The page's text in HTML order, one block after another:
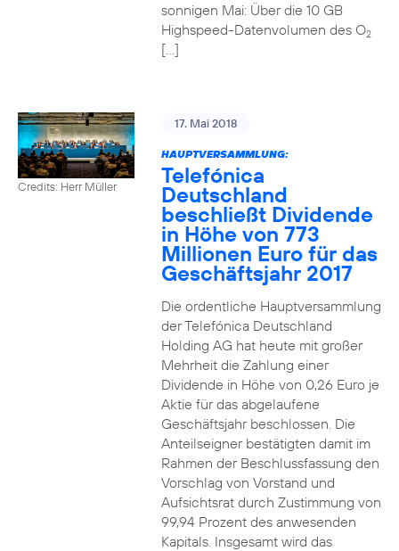
sonnigen Mai: Über die 10 GB
Highspeed-Datenvolumen des O2
[…]
Credits: Herr Müller
17. Mai 2018
HAUPTVERSAMMLUNG:
Telefónica
Deutschland
beschließt Dividende
in Höhe von 773
Millionen Euro für das
Geschäftsjahr 2017
Die ordentliche Hauptversammlung
der Telefónica Deutschland
Holding AG hat heute mit großer
Mehrheit die Zahlung einer
Dividende in Höhe von 0,26 Euro je
Aktie für das abgelaufene
Geschäftsjahr beschlossen. Die
Anteilseigner bestätigten damit im
Rahmen der Beschlussfassung den
Vorschlag von Vorstand und
Aufsichtsrat durch Zustimmung von
99,94 Prozent des anwesenden
Kapitals. Insgesamt wird das